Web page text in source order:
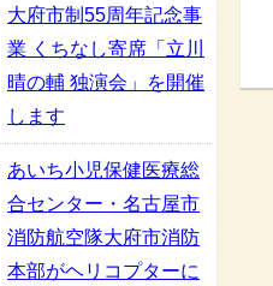
大府市制55周年記念事
業 くちなし寄席「立川
晴の輔 独演会」を開催
します
あいち小児保健医療総
合センター・名古屋市
消防航空隊大府市消防
本部がヘリコプターに